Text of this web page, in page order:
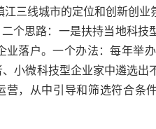
三线城市的定位和创新创业
个思路：一是扶持当地科技
落户。一个办法：每年举
小微科技型企业家中遴选出
营，从中引导和筛选符合条